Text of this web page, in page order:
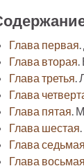
Глава первая
Глава вторая.
Глава третья.
Глава
Глава пятая.
Глава шестая
Глава седьмая
Глава восьмая